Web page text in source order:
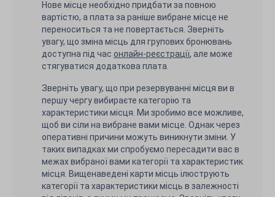
Нове місце необхідно придбати за повною
вартістю, а плата за раніше вибране місце не
переноситься та не повертається. Зверніть
увагу, що зміна місць для групових бронювань
доступна під час онлайн-реєстрації, але може
стягуватися додаткова плата.
Зверніть увагу, що при резервуванні місця ви в
першу чергу вибираєте категорію та
характеристики місця. Ми зробимо все можливе,
щоб ви сіли на вибране вами місце. Однак через
оперативні причини можуть виникнути зміни. У
таких випадках ми спробуємо пересадити вас в
межах вибраної вами категорії та характеристик
місця. Вищенаведені карти місць ілюструють
категорії та характеристики місць в залежності